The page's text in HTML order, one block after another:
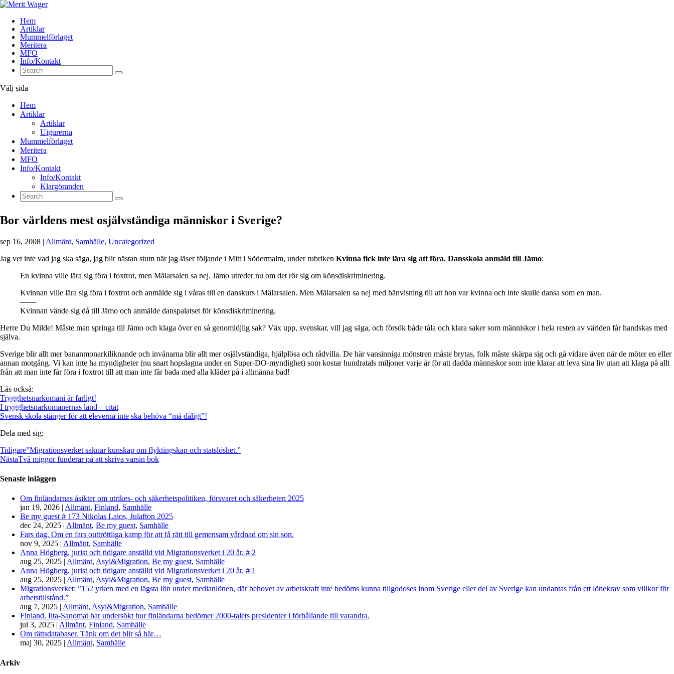
Hem
Artiklar
Mummelförlaget
Meritera
MFO
Info/Kontakt
Välj sida
Hem
Artiklar
Artiklar
Uigurerna
Mummelförlaget
Meritera
MFO
Info/Kontakt
Info/Kontakt
Klargöranden
Bor världens mest osjälvständiga människor i Sverige?
sep 16, 2008 | Allmänt, Samhälle, Uncategorized
Jag vet inte vad jag ska säga, jag blir nästan stum när jag läser följande i Mitt i Södermalm, under rubriken Kvinna fick inte lära sig att föra. Dansskola anmäld till Jämo:
En kvinna ville lära sig föra i foxtrot, men Mälarsalen sa nej. Jämo utreder nu om det rör sig om könsdiskriminering.
Kvinnan ville lära sig föra i foxtrot och anmälde sig i våras till en danskurs i Mälarsalen. Men Mälarsalen sa nej med hänvisning till att hon var kvinna och inte skulle dansa som en man.
——
Kvinnan vände sig då till Jämo och anmälde danspalatset för könsdiskriminering.
Herre Du Milde! Måste man springa till Jämo och klaga över en så genomlöjlig sak? Väx upp, svenskar, vill jag säga, och försök både tåla och klara saker som människor i hela resten av världen får handskas med
själva.
Sverige blir allt mer bananmonarkiliknande och invånarna blir allt mer osjälvständiga, hjälplösa och rådvilla. De här vansinniga mönstren måste brytas, folk måste skärpa sig och gå vidare även när de möter en eller
annan motgång. Vi kan inte ha myndigheter (nu snart hopslagna under en Super-DO-myndighet) som kostar hundratals miljoner varje år för att dadda människor som inte klarar att leva sina liv utan att klaga på allt
från att man inte får föra i foxtrot till att man inte får bada med alla kläder på i allmänna bad!
Läs också:
Trygghetsnarkomani är farligt!
I trygghetsnarkomanernas land – citat
Svensk skola stänger för att eleverna inte ska behöva “må dåligt”!
Dela med sig:
Tidigare”Migrationsverket saknar kunskap om flyktingskap och statslöshet.”
NästaTvå miggor funderar på att skriva varsin bok
Senaste inläggen
Om finländarnas åsikter om utrikes- och säkerhetspolitiken, försvaret och säkerheten 2025
jan 19, 2026 | Allmänt, Finland, Samhälle
Be my guest # 173 Nikolas Laios, Julafton 2025
dec 24, 2025 | Allmänt, Be my guest, Samhälle
Fars dag. Om en fars outtröttliga kamp för att få rätt till gemensam vårdnad om sin son.
nov 9, 2025 | Allmänt, Samhälle
Anna Högberg, jurist och tidigare anställd vid Migrationsverket i 20 år. # 2
aug 25, 2025 | Allmänt, Asyl&Migration, Be my guest, Samhälle
Anna Högberg, jurist och tidigare anställd vid Migrationsverket i 20 år. # 1
aug 25, 2025 | Allmänt, Asyl&Migration, Be my guest, Samhälle
Migrationsverket: ”152 yrken med en lägsta lön under medianlönen, där behovet av arbetskraft inte bedöms kunna tillgodoses inom Sverige eller del av Sverige kan undantas från ett lönekrav som villkor för
arbetstillstånd.”
aug 7, 2025 | Allmänt, Asyl&Migration, Samhälle
Finland. Ilta-Sanomat har undersökt hur finländarna bedömer 2000-talets presidenter i förhållande till varandra.
jul 3, 2025 | Allmänt, Finland, Samhälle
Om rättsdatabaser. Tänk om det blir så här…
maj 30, 2025 | Allmänt, Samhälle
Arkiv